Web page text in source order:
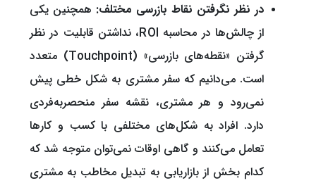
در نظر نگرفتن نقاط بازرسی مختلف: همچنین یکی
از چالش‌ها در محاسبه ROI، نداشتن قابلیت در نظر
گرفتن «نقطه‌های بازرسی» (Touchpoint) متعدد
است. می‌دانیم که سفر مشتری به شکل خطی پیش
نمی‌رود و هر مشتری، نقشه سفر منحصربه‌فردی
دارد. افراد به شکل‌های مختلفی با کسب و کارها
تعامل می‌کنند و گاهی اوقات نمی‌توان متوجه شد که
کدام بخش از بازاریابی به تبدیل مخاطب به مشتری